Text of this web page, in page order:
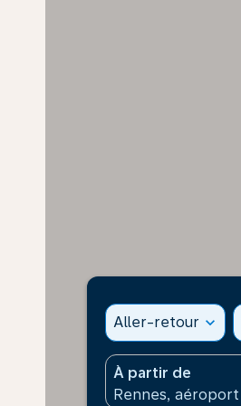
Aller-retour expand_more
À partir de